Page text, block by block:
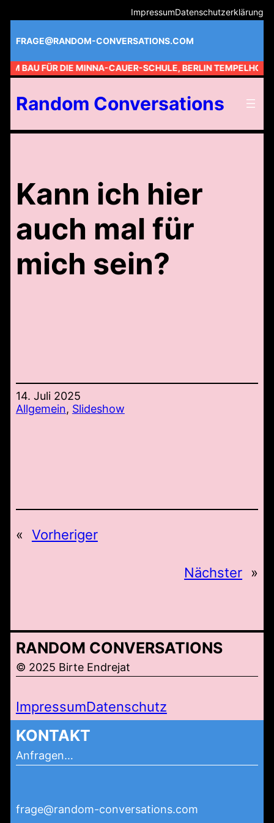
Inhalt
springen
ImpressumDatenschutzerklärung
FRAGE@RANDOM-CONVERSATIONS.COM
AM BAU FÜR DIE MINNA-CAUER-SCHULE, BERLIN TEMPELHOF //
Random Conversations
Kann ich hier
auch mal für
mich sein?
14. Juli 2025
Allgemein, Slideshow
« Vorheriger
Nächster »
RANDOM CONVERSATIONS
© 2025 Birte Endrejat
ImpressumDatenschutz
KONTAKT
Anfragen…
frage@random-conversations.com